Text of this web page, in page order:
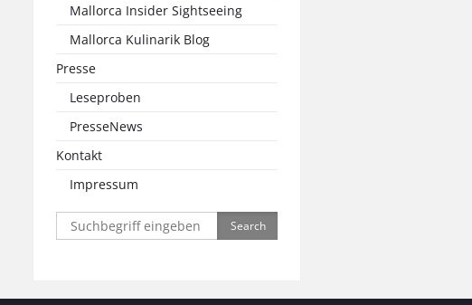
Mallorca Insider Sightseeing
Mallorca Kulinarik Blog
Presse
Leseproben
PresseNews
Kontakt
Impressum
Search
for: